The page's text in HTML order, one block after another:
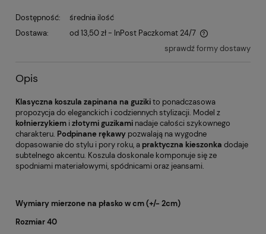
Dostępność:
średnia ilość
Dostawa:
od 13,50 zł - InPost Paczkomat 24/7
sprawdź formy dostawy
Opis
Klasyczna koszula zapinana na guzikito ponadczasowa
propozycja do eleganckich i codziennych stylizacji. Model z
kołnierzykiem i złotymi guzikami nadaje całości szykownego
charakteru. Podpinane rękawy pozwalają na wygodne
dopasowanie do stylu i pory roku, a praktyczna kieszonka dodaje
subtelnego akcentu. Koszula doskonale komponuje się ze
spodniami materiałowymi, spódnicami oraz jeansami.
Wymiary mierzone na płasko w cm (+/- 2cm)
Rozmiar 40